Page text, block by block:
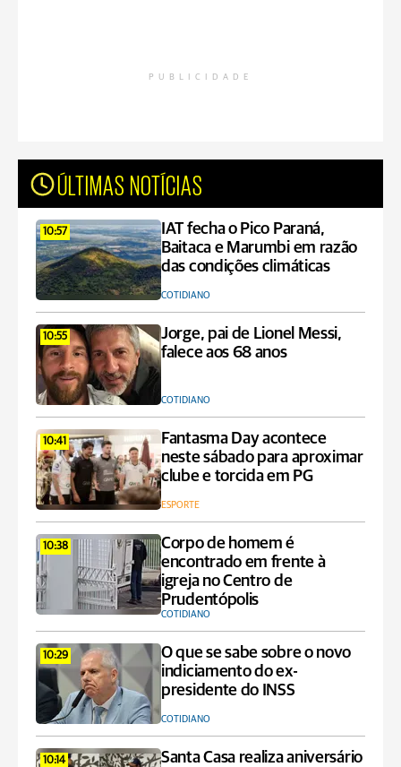
PUBLICIDADE
ÚLTIMAS NOTÍCIAS
10:57
IAT fecha o Pico Paraná,
Baitaca e Marumbi em razão
das condições climáticas
COTIDIANO
10:55
Jorge, pai de Lionel Messi,
falece aos 68 anos
COTIDIANO
10:41
Fantasma Day acontece
neste sábado para aproximar
clube e torcida em PG
ESPORTE
10:38
Corpo de homem é
encontrado em frente à
igreja no Centro de
Prudentópolis
COTIDIANO
10:29
O que se sabe sobre o novo
indiciamento do ex-
presidente do INSS
COTIDIANO
10:14
Santa Casa realiza aniversário